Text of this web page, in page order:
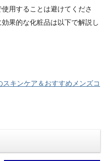
用することは避けてくださ
果的な化粧品は以下で解説し
キンケア＆おすすめメンズコ